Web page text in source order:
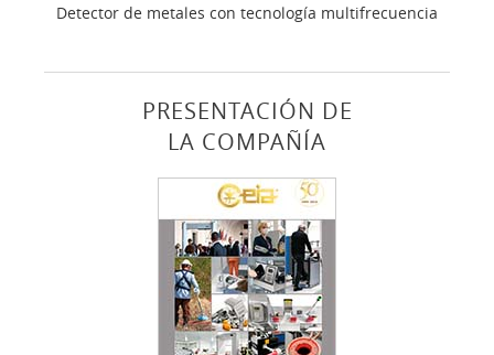
Detector de metales con tecnología multifrecuencia
PRESENTACIÓN DE
LA COMPAÑÍA